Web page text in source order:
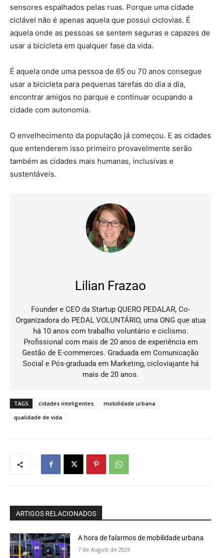
sensores espalhados pelas ruas. Porque uma cidade
ciclável não é apenas aquela que possui ciclovias. É
aquela onde as pessoas se sentem seguras e capazes de
usar a bicicleta em qualquer fase da vida.
É aquela onde uma pessoa de 65 ou 70 anos consegue
usar a bicicleta para pequenas tarefas do dia a dia,
encontrar amigos no parque e continuar ocupando a
cidade com autonomia.
O envelhecimento da população já começou. E as cidades
que entenderem isso primeiro provavelmente serão
também as cidades mais humanas, inclusivas e
sustentáveis.
Lilian Frazao
Founder e CEO da Startup QUERO PEDALAR, Co-
Organizadora do PEDAL VOLUNTÁRIO, uma ONG que atua
há 10 anos com trabalho voluntário e ciclismo.
Profissional com mais de 20 anos de experiência em
Gestão de E-commerces. Graduada em Comunicação
Social e Pós-graduada em Marketing, cicloviajante há
mais de 20 anos.
TAGS cidades inteligentes
mobilidade urbana
qualidade de vida
ARTIGOS RELACIONADOS
A hora de falarmos de mobilidade urbana
7 de August de 2026